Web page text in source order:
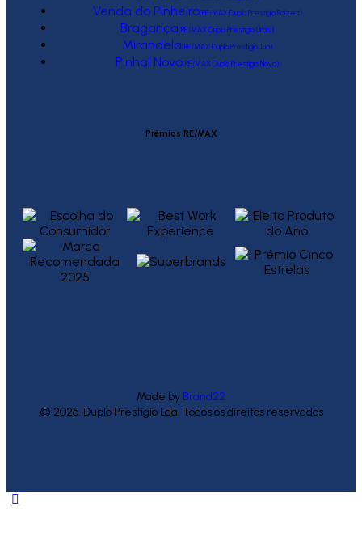
Venda do Pinheiro(RE/MAX Duplo Prestígio Raízes)
Bragança(RE/MAX Duplo Prestígio Urbis)
Mirandela(RE/MAX Duplo Prestígio Tua)
Pinhal Novo(RE/MAX Duplo Prestígio Novo)
Prémios RE/MAX
Made by Brand22
© 2026. Duplo Prestígio Lda. Todos os direitos reservados